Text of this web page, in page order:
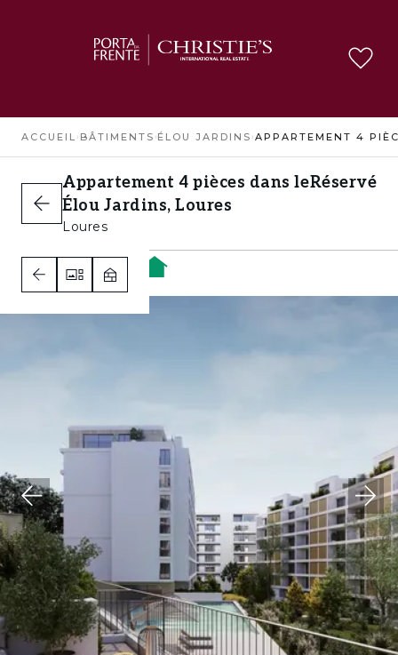
ACCUEIL › BÂTIMENTS ›ÉLOU JARDINS ›
Appartement 4 pièces dans le
Élou Jardins, Loures
Loures
Réservé